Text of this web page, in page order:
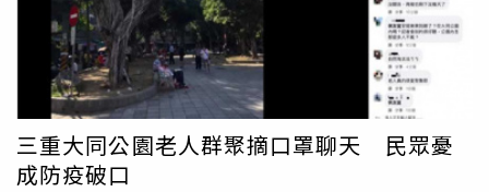
依違反社會秩序維護法裁罰。大園警分局表示，農曆春節將
屆，各地賭場蠢蠢欲動，加上近期疫情升溫，不法份子試圖
趁警方忙於防疫之際，從事非法勾當，為此警方也持續編排
治安維護勤務，掃蕩各類犯罪，同時強調防疫期間治安不打
烊，請有心人士切勿以身試法。
三重大同公園老人群聚摘口罩聊天 民眾憂
成防疫破口